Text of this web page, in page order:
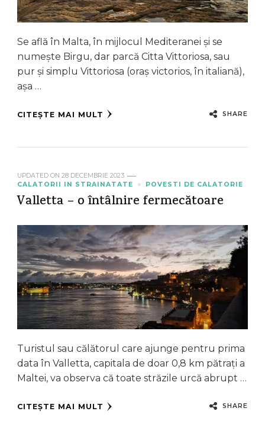
Se află în Malta, în mijlocul Mediteranei și se
numește Birgu, dar parcă Citta Vittoriosa, sau
pur și simplu Vittoriosa (oraș victorios, în italiană),
așa …
CITEȘTE MAI MULT SHARE
UPDATED ON 28 DECEMBRIE 2023
CALATORII IN STRAINATATE
POVESTI DE CALATORIE
Valletta – o întâlnire fermecătoare
Turistul sau călătorul care ajunge pentru prima
data în Valletta, capitala de doar 0,8 km pătrați a
Maltei, va observa că toate străzile urcă abrupt …
CITEȘTE MAI MULT SHARE